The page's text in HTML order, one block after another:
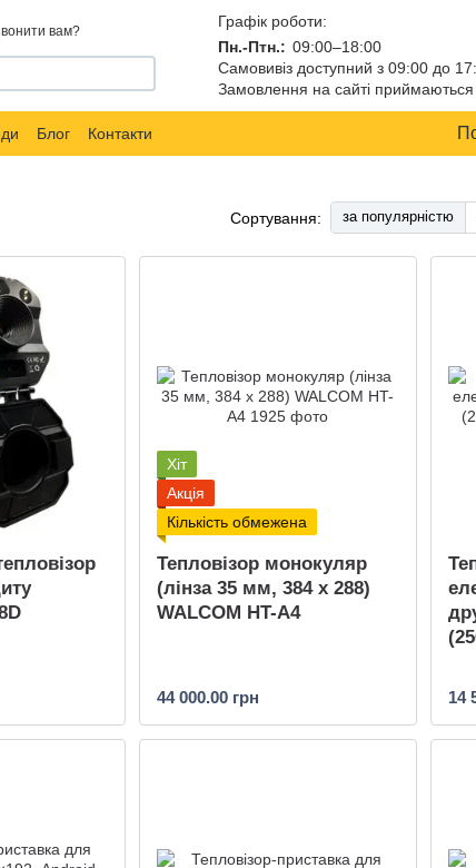
вам?
Графік роботи:
Пн.-Птн.: 09:00–18:00
Самовивіз доступний з 09:00 до
Замовлення на сайті приймаються
Блог Контакти
Сортування: за популярністю
Хіт
Акція
Кількість обмежена
Тепловізор монокуляр
(лінза 35 мм, 384 x 288)
WALCOM HT-A4
44 000.00 грн 14